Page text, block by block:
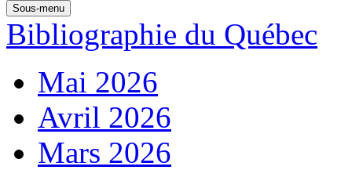
Sous-menu
Bibliographie du Québec
Mai 2026
Avril 2026
Mars 2026